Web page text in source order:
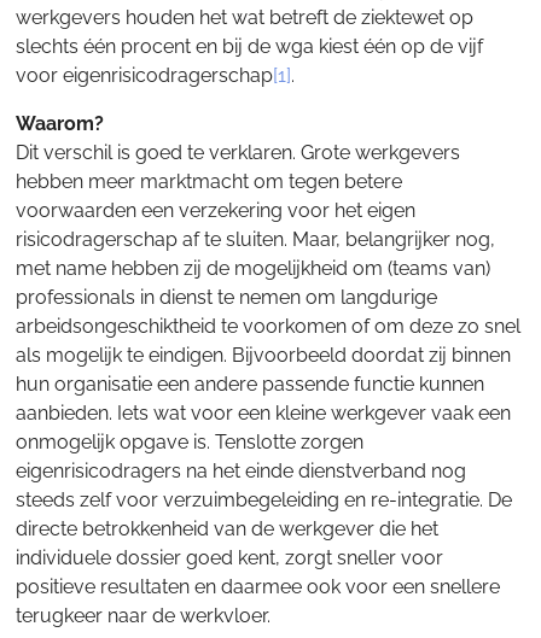
werkgevers houden het wat betreft de ziektewet op
slechts één procent en bij de wga kiest één op de vijf
voor eigenrisicodragerschap[1].
Waarom?
Dit verschil is goed te verklaren. Grote werkgevers
hebben meer marktmacht om tegen betere
voorwaarden een verzekering voor het eigen
risicodragerschap af te sluiten. Maar, belangrijker nog,
met name hebben zij de mogelijkheid om (teams van)
professionals in dienst te nemen om langdurige
arbeidsongeschiktheid te voorkomen of om deze zo snel
als mogelijk te eindigen. Bijvoorbeeld doordat zij binnen
hun organisatie een andere passende functie kunnen
aanbieden. Iets wat voor een kleine werkgever vaak een
onmogelijk opgave is. Tenslotte zorgen
eigenrisicodragers na het einde dienstverband nog
steeds zelf voor verzuimbegeleiding en re-integratie. De
directe betrokkenheid van de werkgever die het
individuele dossier goed kent, zorgt sneller voor
positieve resultaten en daarmee ook voor een snellere
terugkeer naar de werkvloer.